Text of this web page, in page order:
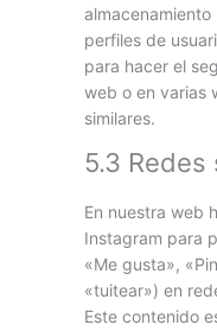
perfiles de
para hacer el
web o en varias
similares.
5.3 Redes
En nuestra web
Instagram para
«Me gusta»,
«tuitear») en
Este contenido